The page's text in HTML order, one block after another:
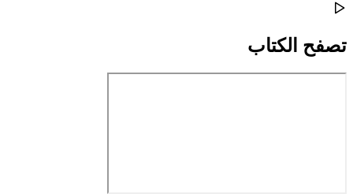
تصفح الكتاب